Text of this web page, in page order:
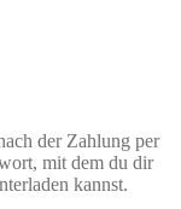
der Zahlung per
mit dem du dir
kannst.